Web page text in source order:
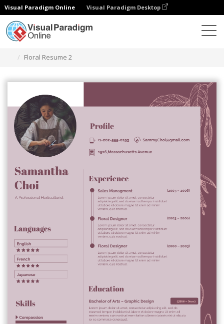
Visual Paradigm Online Visual Paradigm Desktop
Floral Resume 2